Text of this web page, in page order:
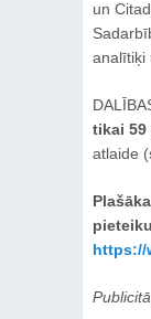
un
analītiķi
tikai 59
atlaide
https://